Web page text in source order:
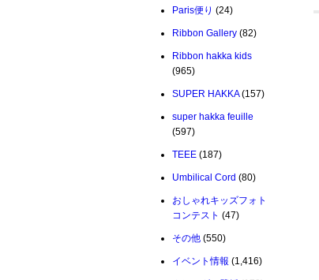
Paris便り (24)
Ribbon Gallery (82)
Ribbon hakka kids
(965)
SUPER HAKKA(157)
super hakka feuille
(597)
TEEE (187)
Umbilical Cord (80)
おしゃれキッズフォト
コンテスト (47)
その他 (550)
イベント情報 (1,416)